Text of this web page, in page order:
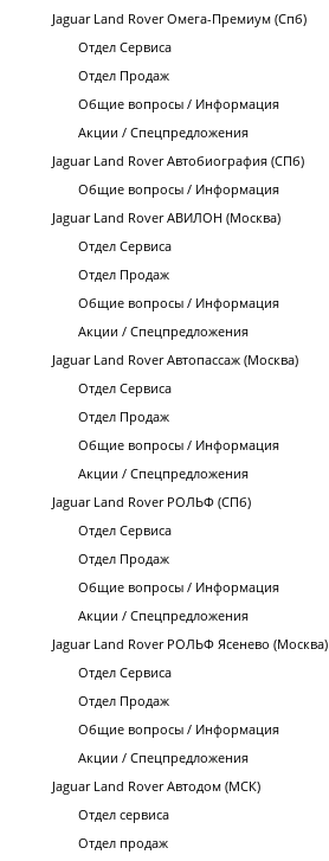
Jaguar Land Rover Омега-Премиум (Спб)
Отдел Сервиса
Отдел Продаж
Общие вопросы / Информация
Акции / Спецпредложения
Jaguar Land Rover Автобиография (СПб)
Общие вопросы / Информация
Jaguar Land Rover АВИЛОН (Москва)
Отдел Сервиса
Отдел Продаж
Общие вопросы / Информация
Акции / Спецпредложения
Jaguar Land Rover Автопассаж (Москва)
Отдел Сервиса
Отдел Продаж
Общие вопросы / Информация
Акции / Спецпредложения
Jaguar Land Rover РОЛЬФ (СПб)
Отдел Сервиса
Отдел Продаж
Общие вопросы / Информация
Акции / Спецпредложения
Jaguar Land Rover РОЛЬФ Ясенево (Москва)
Отдел Сервиса
Отдел Продаж
Общие вопросы / Информация
Акции / Спецпредложения
Jaguar Land Rover Автодом (МСК)
Отдел сервиса
Отдел продаж